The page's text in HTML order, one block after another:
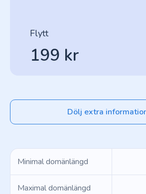
Flytt
199 kr
Dölj extra
Minimal domänlängd
Maximal domänlängd